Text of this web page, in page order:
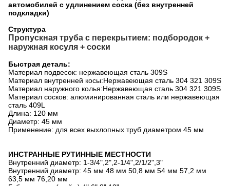
автомобилей с удлинением соска (без внутренней
подкладки)
Структура
Пропускная труба с перекрытием: подбородок +
наружная косуля + соски
Быстрая деталь:
Материал подвесок: нержавеющая сталь 309S
Материал внутренней косы:Нержавеющая сталь 304 321 309S
Материал наружного колья:Нержавеющая сталь 304 321 309S
Материал сосков: алюминированная сталь или нержавеющая
сталь 409L
Длина: 120 мм
Диаметр: 45 мм
Применение: для всех выхлопных труб диаметром 45 мм
ИНСТРАННЫЕ РУТИННЫЕ МЕСТНОСТИ
Внутренний диаметр: 1-3/4",2",2-1/4",2/1/2",3"
Внутренний диаметр: 45 мм 48 мм 50,8 мм 54 мм 57,2 мм
63,5 мм 76,20 мм